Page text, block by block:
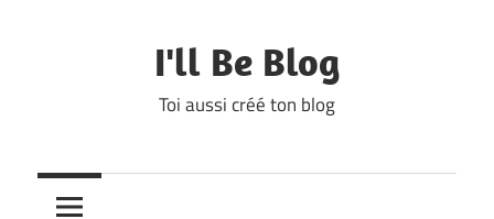
I'll Be Blog
Toi aussi créé ton blog